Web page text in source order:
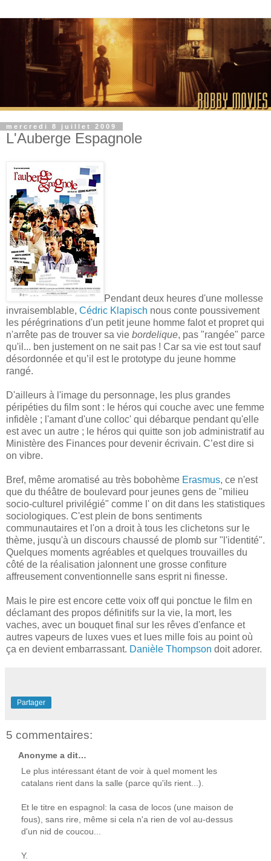
mercredi 8 juillet 2009
L'Auberge Espagnole
Pendant deux heures d'une mollesse
invraisemblable, Cédric Klapisch nous conte poussivement
les pérégrinations d'un petit jeune homme falot et propret qui
n'arrête pas de trouver sa vie bordelique, pas "rangée" parce
qu'il... ben justement on ne sait pas ! Car sa vie est tout sauf
désordonnée et qu’il est le prototype du jeune homme
rangé.
D'ailleurs à l'image du personnage, les plus grandes
péripéties du film sont : le héros qui couche avec une femme
infidèle ; l'amant d'une colloc' qui débarque pendant qu'elle
est avec un autre ; le héros qui quitte son job administratif au
Ministère des Finances pour devenir écrivain. C’est dire si
on vibre.
Bref, même aromatisé au très bobohème Erasmus, ce n'est
que du théâtre de boulevard pour jeunes gens de "milieu
socio-culturel privilégié" comme l' on dit dans les statistiques
sociologiques. C'est plein de bons sentiments
communautaires et l'on a droit à tous les clichetons sur le
thème, jusqu'à un discours chaussé de plomb sur "l'identité".
Quelques moments agréables et quelques trouvailles du
côté de la réalisation jalonnent une grosse confiture
affreusement conventionnelle sans esprit ni finesse.
Mais le pire est encore cette voix off qui ponctue le film en
déclamant des propos définitifs sur la vie, la mort, les
vaches, avec un bouquet final sur les rêves d'enfance et
autres vapeurs de luxes vues et lues mille fois au point où
ça en devient embarrassant. Danièle Thompson doit adorer.
Partager
5 commentaires:
Anonyme a dit…
Le plus intéressant étant de voir à quel moment les
catalans rient dans la salle (parce qu'ils rient...).
Et le titre en espagnol: la casa de locos (une maison de
fous), sans rire, même si cela n'a rien de vol au-dessus
d'un nid de coucou...
Y.